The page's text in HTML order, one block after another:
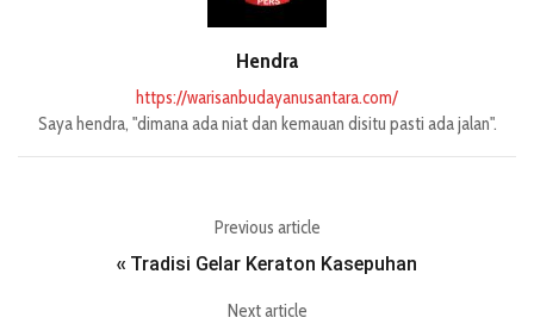
Hendra
https://warisanbudayanusantara.com/
Saya hendra, "dimana ada niat dan kemauan disitu pasti ada jalan".
Previous article
« Tradisi Gelar Keraton Kasepuhan
Next article